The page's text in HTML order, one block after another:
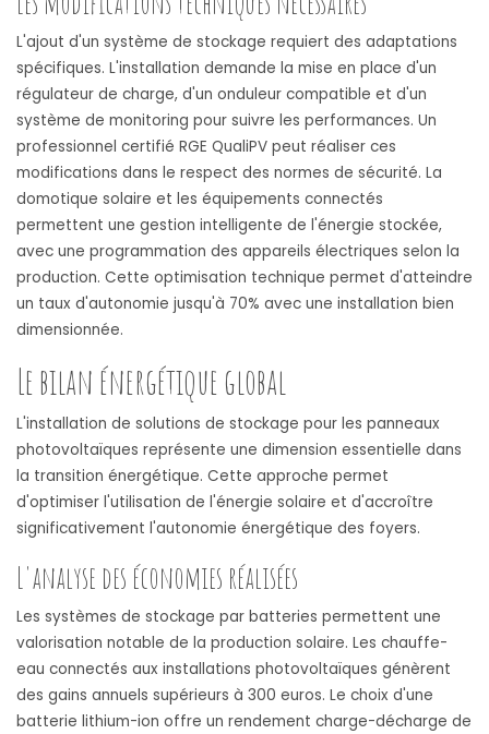
L'ajout d'un système de stockage requiert des adaptations
spécifiques. L'installation demande la mise en place d'un
régulateur de charge, d'un onduleur compatible et d'un
système de monitoring pour suivre les performances. Un
professionnel certifié RGE QualiPV peut réaliser ces
modifications dans le respect des normes de sécurité. La
domotique solaire et les équipements connectés
permettent une gestion intelligente de l'énergie stockée,
avec une programmation des appareils électriques selon la
production. Cette optimisation technique permet d'atteindre
un taux d'autonomie jusqu'à 70% avec une installation bien
dimensionnée.
Le bilan énergétique global
L'installation de solutions de stockage pour les panneaux
photovoltaïques représente une dimension essentielle dans
la transition énergétique. Cette approche permet
d'optimiser l'utilisation de l'énergie solaire et d'accroître
significativement l'autonomie énergétique des foyers.
L'analyse des économies réalisées
Les systèmes de stockage par batteries permettent une
valorisation notable de la production solaire. Les chauffe-
eau connectés aux installations photovoltaïques génèrent
des gains annuels supérieurs à 300 euros. Le choix d'une
batterie lithium-ion offre un rendement charge-décharge de